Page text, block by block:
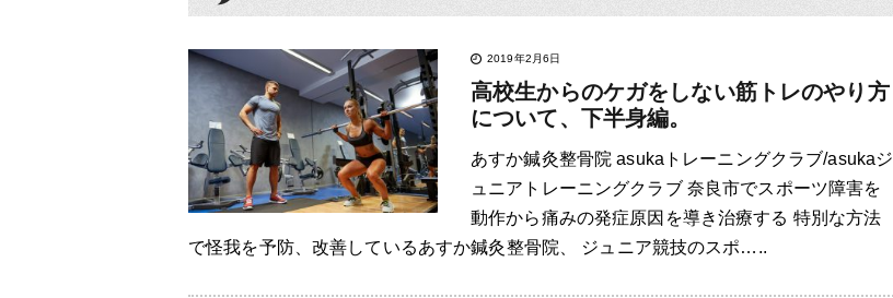
2019年2月6日
高校生からのケガをしない筋トレのやり方
について、下半身編。
あすか鍼灸整骨院 asukaトレーニングクラブ/asukaジ
ュニアトレーニングクラブ 奈良市でスポーツ障害を
動作から痛みの発症原因を導き治療する 特別な方法
で怪我を予防、改善しているあすか鍼灸整骨院、 ジュニア競技のスポ…..